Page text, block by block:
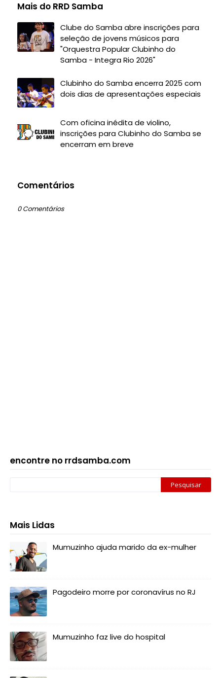
Mais do RRD Samba
Clube do Samba abre inscrições para
seleção de jovens músicos para
"Orquestra Popular Clubinho do
Samba - Integra Rio 2026"
Clubinho do Samba encerra 2025 com
dois dias de apresentações especiais
Com oficina inédita de violino,
inscrições para Clubinho do Samba se
encerram em breve
Comentários
0 Comentários
encontre no rrdsamba.com
Mais Lidas
Mumuzinho ajuda marido da ex-mulher
Pagodeiro morre por coronavírus no RJ
Mumuzinho faz live do hospital